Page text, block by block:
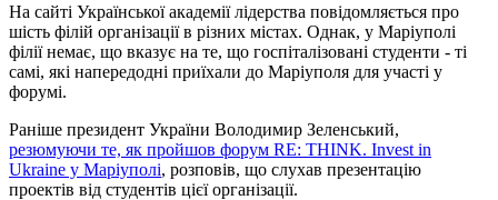
На сайті Української академії лідерства повідомляється про
шість філій організації в різних містах. Однак, у Маріуполі
філії немає, що вказує на те, що госпіталізовані студенти - ті
самі, які напередодні приїхали до Маріуполя для участі у
форумі.
Раніше президент України Володимир Зеленський,
резюмуючи те, як пройшов форум RE: THINK. Invest in
Ukraine у Маріуполі, розповів, що слухав презентацію
проектів від студентів цієї організації.